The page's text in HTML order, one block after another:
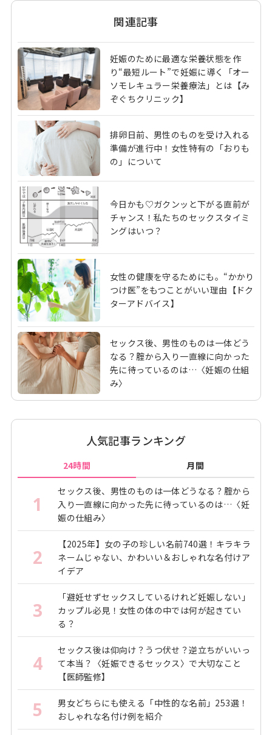
関連記事
妊娠のために最適な栄養状態を作
り“最短ルート”で妊娠に導く「オー
ソモレキュラー栄養療法」とは【み
ぞぐちクリニック】
排卵日前、男性のものを受け入れる
準備が進行中！女性特有の「おりも
の」について
今日かも♡ガクンッと下がる直前が
チャンス！私たちのセックスタイミ
ングはいつ？
女性の健康を守るためにも。“かかり
つけ医”をもつことがいい理由【ドク
ターアドバイス】
セックス後、男性のものは一体どう
なる？腟から入り一直線に向かった
先に待っているのは…〈妊娠の仕組
み〉
人気記事ランキング
24時間 月間
1
セックス後、男性のものは一体どうなる？腟から
入り一直線に向かった先に待っているのは…〈妊
娠の仕組み〉
2
【2025年】女の子の珍しい名前740選！キラキラ
ネームじゃない、かわいい＆おしゃれな名付けア
イデア
3
「避妊せずセックスしているけれど妊娠しない」
カップル必見！女性の体の中では何が起きてい
る？
4
セックス後は仰向け？うつ伏せ？逆立ちがいいっ
て本当？〈妊娠できるセックス〉で大切なこと
【医師監修】
5
男女どちらにも使える「中性的な名前」253選！
おしゃれな名付け例を紹介